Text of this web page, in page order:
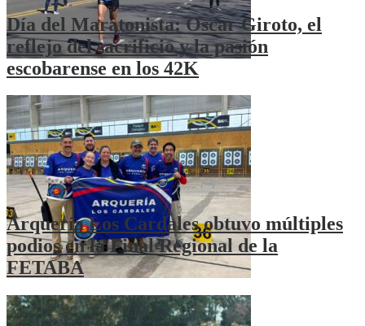
Día del Maratonista: Oscar Giroto, el
reflejo del sacrificio y la pasión
escobarense en los 42K
Arquería Los Cardales obtuvo múltiples
podios en la Final Regional de la
FETABA